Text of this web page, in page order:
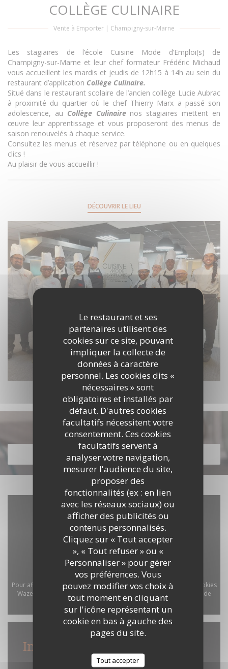
Le restaurant et ses
partenaires utilisent des
cookies sur ce site, pouvant
impliquer la collecte de
données à caractère
personnel. Les cookies dits «
nécessaires » sont
obligatoires et installés par
défaut. D'autres cookies
facultatifs nécessitent votre
consentement. Ces cookies
facultatifs servent à
analyser votre navigation,
mesurer l'audience du site,
proposer des
fonctionnalités (ex : en lien
avec les réseaux sociaux) ou
afficher des publicités ou
contenus personnalisés.
Cliquez sur « Tout accepter
», « Tout refuser » ou «
Personnaliser » pour gérer
vos préférences. Vous
pouvez modifier vos choix à
tout moment en cliquant
sur l'icône représentant un
cookie en bas à gauche des
pages du site.
Tout accepter
COLLÈGE CULINAIRE
Vente à Emporter | Champigny-sur-Marne
Les stagiaires de l’école Cuisine Mode d’Emploi(s) de
Champigny-sur-Marne et leur chef formateur Frédéric Michaud
vous accueillent les mardis et jeudis de 12h15 à 14h au sein du
restaurant d’application Collège Culinaire.
Situé dans le restaurant scolaire de l’ancien collège Lucie Aubrac
à proximité du quartier où le chef Thierry Marx a passé son
adolescence, au Collège Culinairenos stagiaires mettent en
œuvre leur apprentissage et vous proposeront des menus de
saison renouvelés à chaque service.
Consultez les menus et réservez par téléphone ou en quelques
clics !
Au plaisir de vous accueillir !
DÉCOUVRIR LE LIEU
Découvrir notre carte
DÉCOUVRIR NOTRE CARTE
Pour afficher la carte interactive Waze, vous devez accepter les cookies
Waze Map (Google). Ces cookies peuvent collecter des données de
navigation et de localisation.
Autoriser
Infos pratiques
Horaires